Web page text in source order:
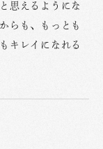
思えるようにな
らも、もっとも
キレイになれる